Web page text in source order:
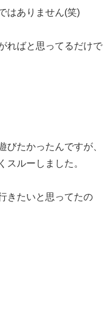
はありません(笑)
ればと思ってるだけで
びたかったんですが、
スルーしました。
きたいと思ってたの